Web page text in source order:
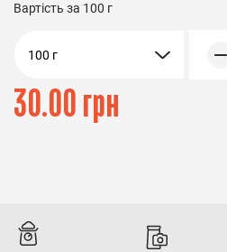
Вартість за 100 г
100 г
30.00 грн